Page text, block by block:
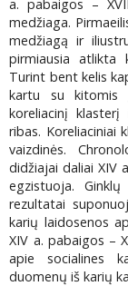
a. pabaigos –
medžiaga.
medžiagą ir
pirmiausia atlikta
Turint bent kelis
kartu su kitomis
koreliacinį
ribas. Koreliaciniai
vaizdinės.
didžiajai daliai XIV
egzistuoja.
rezultatai
karių laidosenos
XIV a. pabaigos –
apie socialines
duomenų iš karių